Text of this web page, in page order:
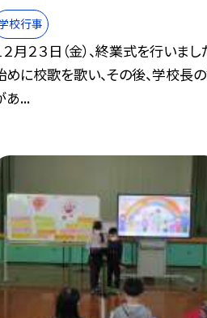
校行事
２月２３日（金）、終業式を行いまし
めに校歌を歌い、その後、学校長
あ...